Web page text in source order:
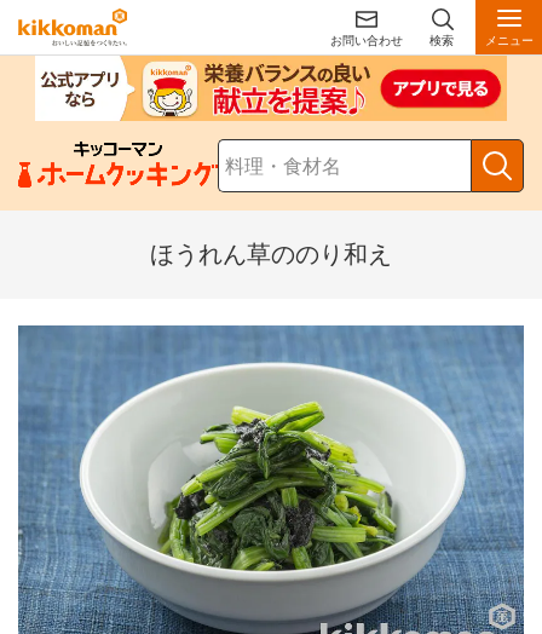
お問い合わせ 検索 メニュー
ほうれん草ののり和え